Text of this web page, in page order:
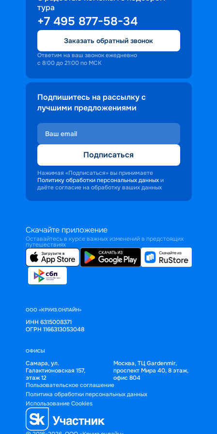
доброжелательность и заинтересованность
персонала корабля в каждом госте.
Ступая на борт теплохода, пассажиры
попадают в совершенно иную атмосферу,
где властвует тяга к приключениям и
открытиям.
тура
+7 495 877-58-34
Заказать обратный звонок
Ответим на ваш звонок ежедневно
с 8:00 до 21:00 по МСК
Подпишитесь на рассылку с
лучшими предложениями
Подписаться
Нажимая «Подписаться» вы принимаете
Политику обработки персональных данных и
даёте согласие на обработку ваших данных
Скачайте приложение
Оставайтесь в курсе важных изменений в предстоящих
путешествиях
ООО «КРУИЗ.ОНЛАЙН»
ИНН 6315008371
ОГРН 1166313053048
ОФИСЫ
Самара, ул.
Галактионовская 157,
этаж 12
Москва, ТЦ Gardenmir,
проспект Мира 40, 8 этаж,
офис 804
Пользовательское соглашение
Политика обработки персональных данных
Использование Cookies